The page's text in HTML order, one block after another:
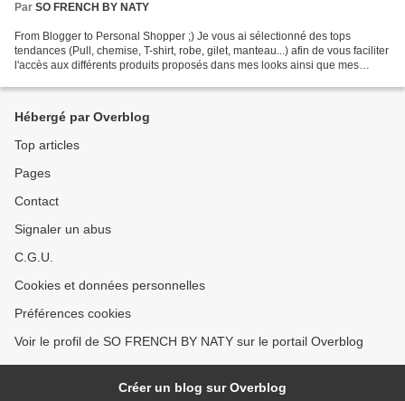
Par SO FRENCH BY NATY
From Blogger to Personal Shopper ;) Je vous ai sélectionné des tops
tendances (Pull, chemise, T-shirt, robe, gilet, manteau...) afin de vous faciliter
l'accès aux différents produits proposés dans mes looks ainsi que mes
Hébergé par Overblog
Top articles
Pages
Contact
Signaler un abus
C.G.U.
Cookies et données personnelles
Préférences cookies
Voir le profil de SO FRENCH BY NATY sur le portail Overblog
Créer un blog sur Overblog